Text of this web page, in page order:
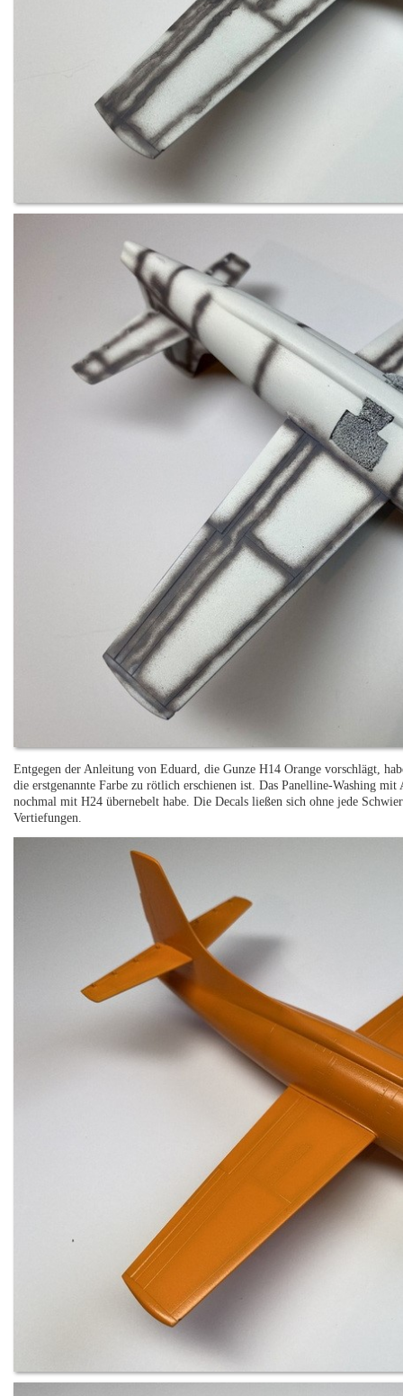
Entgegen der Anleitung von Eduard, die Gunze H14 Orange vorschlägt,
die erstgenannte Farbe zu rötlich erschienen ist. Das Panelline-Washing
nochmal mit H24 übernebelt habe. Die Decals ließen sich ohne jede
Vertiefungen.